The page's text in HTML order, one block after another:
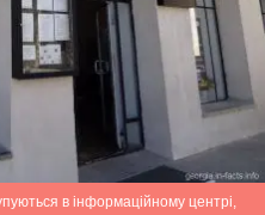
в інформаційному центрі,